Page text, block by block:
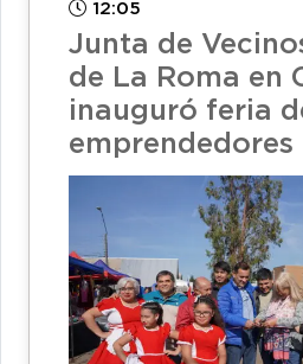
12:05
Junta de
de La Roma en
inauguró feria
emprendedores